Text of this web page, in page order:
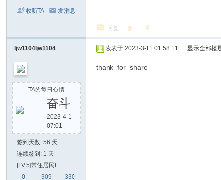
收听TA 发消息
回复
ljw1104ljw1104
TA的每日心情
奋斗
2023-4-1
07:01
签到天数: 56 天
连续签到: 1 天
[LV.5]常住居民I
0
309
330
发表于 2023-3-11 01:58:11 显示全部楼
thank for share